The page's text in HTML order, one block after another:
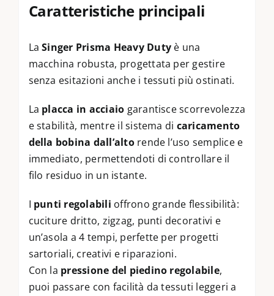
Caratteristiche principali
LaSinger Prisma Heavy Duty è una
macchina robusta, progettata per gestire
senza esitazioni anche i tessuti più ostinati.
La placca in acciaio garantisce scorrevolezza
e stabilità, mentre il sistema di caricamento
della bobina dall’altorende l’uso semplice e
immediato, permettendoti di controllare il
filo residuo in un istante.
I punti regolabili offrono grande flessibilità:
cuciture dritto, zigzag, punti decorativi e
un’asola a 4 tempi, perfette per progetti
sartoriali, creativi e riparazioni.
Con la pressione del piedino regolabile,
puoi passare con facilità da tessuti leggeri a